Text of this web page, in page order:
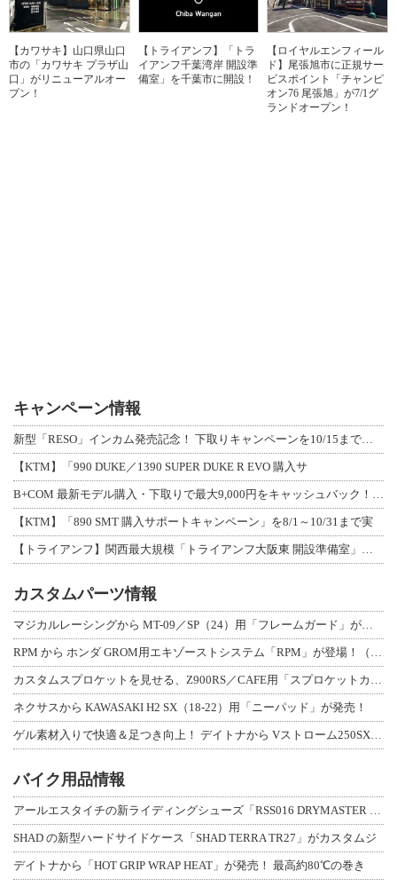
【カワサキ】山口県山口
市の「カワサキ プラザ山
口」がリニューアルオー
プン！
【トライアンフ】「トラ
イアンフ千葉湾岸 開設準
備室」を千葉市に開設！
【ロイヤルエンフィール
ド】尾張旭市に正規サー
ビスポイント「チャンピ
オン76 尾張旭」が7/1グ
ランドオープン！
キャンペーン情報
新型「RESO」インカム発売記念！ 下取りキャンペーンを10/15まで延長して開
【KTM】「990 DUKE／1390 SUPER DUKE R EVO 購入サ
B+COM 最新モデル購入・下取りで最大9,000円をキャッシュバック！「B+F
【KTM】「890 SMT 購入サポートキャンペーン」を8/1～10/31まで実
【トライアンフ】関西最大規模「トライアンフ大阪東 開設準備室」がオープン！ 限定
カスタムパーツ情報
マジカルレーシングから MT-09／SP（24）用「フレームガード」が登場！
RPM から ホンダ GROM用エキゾーストシステム「RPM」が登場！（動画あり
カスタムスプロケットを見せる、Z900RS／CAFE用「スプロケットカバーフルキ
ネクサスから KAWASAKI H2 SX（18-22）用「ニーパッド」が発売！
ゲル素材入りで快適＆足つき向上！ デイトナから Vストローム250SX用「快適ロ
バイク用品情報
アールエスタイチの新ライディングシューズ「RSS016 DRYMASTER スト
SHAD の新型ハードサイドケース「SHAD TERRA TR27」がカスタムジ
デイトナから「HOT GRIP WRAP HEAT」が発売！ 最高約80℃の巻き